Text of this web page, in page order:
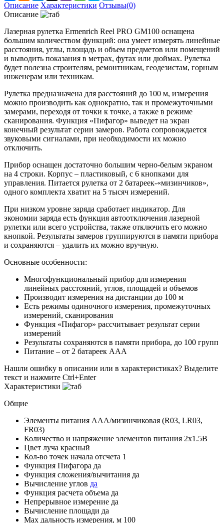
Описание Характеристики Отзывы(0)
Описание
Лазерная рулетка Ermenrich Reel PRO GM100 оснащена
большим количеством функций: она умеет измерять линейные
расстояния, углы, площадь и объем предметов или помещений
и выводить показания в метрах, футах или дюймах. Рулетка
будет полезна строителям, ремонтникам, геодезистам, горным
инженерам или техникам.
Рулетка предназначена для расстояний до 100 м, измерения
можно производить как однократно, так и промежуточными
замерами, переходя от точки к точке, а также в режиме
сканирования. Функция «Пифагор» выведет на экран
конечный результат серии замеров. Работа сопровождается
звуковыми сигналами, при необходимости их можно
отключить.
Прибор оснащен достаточно большим черно-белым экраном
на 4 строки. Корпус – пластиковый, с 6 кнопками для
управления. Питается рулетка от 2 батареек-«мизинчиков»,
одного комплекта хватит на 5 тысяч измерений.
При низком уровне заряда сработает индикатор. Для
экономии заряда есть функция автоотключения лазерной
рулетки или всего устройства, также отключить его можно
кнопкой. Результаты замеров группируются в памяти прибора
и сохраняются – удалить их можно вручную.
Основные особенности:
Многофункциональный прибор для измерения
линейных расстояний, углов, площадей и объемов
Производит измерения на дистанции до 100 м
Есть режимы одиночного измерения, промежуточных
измерений, сканирования
Функция «Пифагор» рассчитывает результат серии
измерений
Результаты сохраняются в памяти прибора, до 100 групп
Питание – от 2 батареек ААА
Нашли ошибку в описании или в характеристиках? Выделите
текст и нажмите Ctrl+Enter
Характеристики
Общие
Элементы питания AAA/мизинчиковая (R03, LR03,
FR03)
Количество и напряжение элементов питания 2х1.5B
Цвет луча красный
Кол-во точек начала отсчета 1
Функция Пифагора да
Функция сложения/вычитания да
Вычисление углов да
Функция расчета объема да
Непрерывное измерение да
Вычисление площади да
Мах дальность измерения, м 100